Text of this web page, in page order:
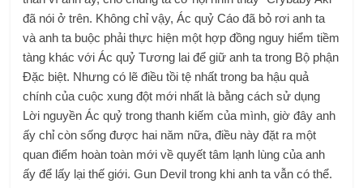
đã nói ở trên. Không chỉ vậy, Ác quỷ Cáo đã bỏ rơi anh ta
và anh ta buộc phải thực hiện một hợp đồng nguy hiểm tiềm
tàng khác với Ác quỷ Tương lai để giữ anh ta trong Bộ phận
Đặc biệt. Nhưng có lẽ điều tồi tệ nhất trong ba hậu quả
chính của cuộc xung đột mới nhất là bằng cách sử dụng
Lời nguyền Ác quỷ trong thanh kiếm của mình, giờ đây anh
ấy chỉ còn sống được hai năm nữa, điều này đặt ra một
quan điểm hoàn toàn mới về quyết tâm lạnh lùng của anh
ấy để lấy lại thế giới. Gun Devil trong khi anh ta vẫn có thể.